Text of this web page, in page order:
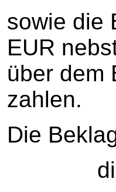
sowie die
EUR
über dem
zahlen.
Die
die